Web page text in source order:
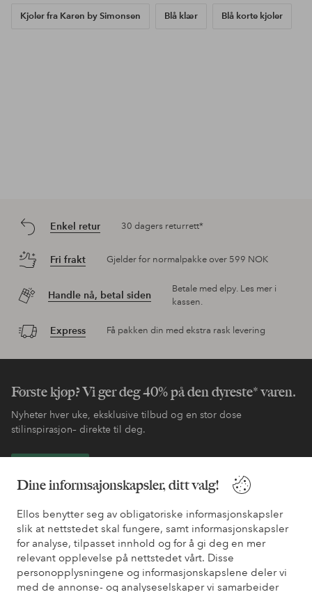
Dine informsajonskapsler, ditt valg!
Ellos benytter seg av obligatoriske informasjonskapsler
slik at nettstedet skal fungere, samt informasjonskapsler
for analyse, tilpasset innhold og for å gi deg en mer
relevant opplevelse på nettstedet vårt. Disse
personopplysningene og informasjonskapslene deler vi
med de annonse- og analyseselskaper vi samarbeider
Kjoler fra Karen by Simonsen Blå klær Blå korte kjoler
Enkel retur 30 dagers returrett*
Fri frakt Gjelder for normalpakke over 599 NOK
Handle nå, betal siden
Betale med elpy. Les mer i
kassen.
Express Få pakken din med ekstra rask levering
Første kjøp? Vi ger deg 40% på den dyreste* varen.
Nyheter hver uke, eksklusive tilbud og en stor dose
stilinspirasjon– direkte til deg.
Trenger du hjelp?
Du finner svar på de vanligste spørsmålene i vår FAQ. Du finner